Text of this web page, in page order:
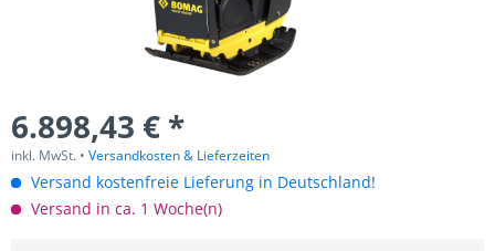
6.898,43 € *
inkl. MwSt. • Versandkosten & Lieferzeiten
Versand kostenfreie Lieferung in Deutschland!
Versand in ca. 1 Woche(n)